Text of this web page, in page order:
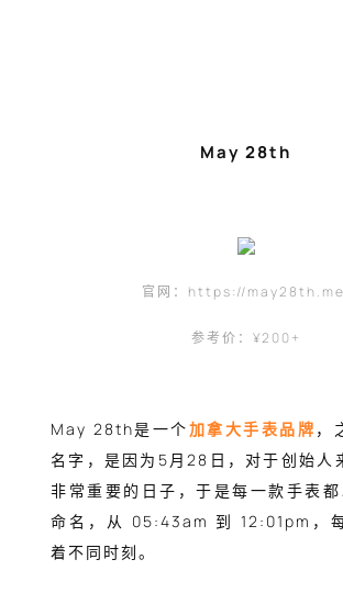
May 28th
官网：https://
参考价：¥200+
May 28th是一个加拿大手表品牌 ，
名字，是因为5月28日，对于创始人
非常重要的日子，于是每一款手表
命名，从 05:43am 到 12:01pm，
着不同时刻。